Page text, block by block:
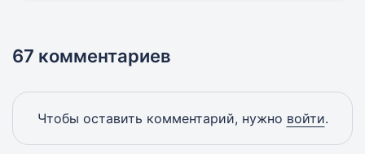
67 комментариев
Чтобы оставить комментарий, нужно войти.